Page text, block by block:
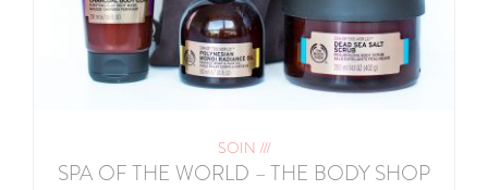
SOIN ///
SPA OF THE WORLD – THE BODY SHOP